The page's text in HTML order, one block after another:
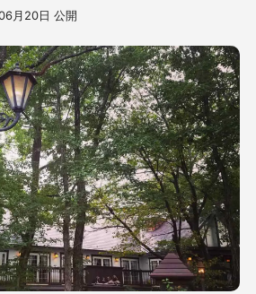
月20日 公開